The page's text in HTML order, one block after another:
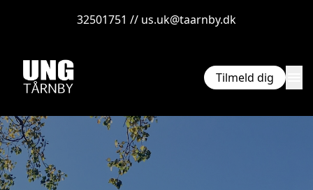
32501751 // us.uk@taarnby.dk
Tilmeld dig